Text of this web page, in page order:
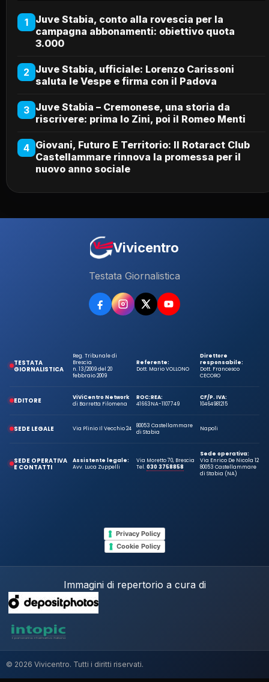
1
Juve Stabia, conto alla rovescia per la
campagna abbonamenti: obiettivo quota
3.000
2 Juve Stabia, ufficiale: Lorenzo Carissoni
saluta le Vespe e firma con il Padova
3 Juve Stabia – Cremonese, una storia da
riscrivere: prima lo Zini, poi il Romeo Menti
4 Giovani, Futuro E Territorio: Il Rotaract Club
Castellammare rinnova la promessa per il
nuovo anno sociale
Vivicentro
Testata Giornalistica
TESTATA
GIORNALISTICA
Reg. Tribunale di
Brescia
n. 13/2009 del 20
febbraio 2009
Referente:
Dott. Mario VOLLONO
Direttore
responsabile:
Dott. Francesco
CECORO
EDITORE
ViViCentro Network
di Barretta Filomena
ROC:
41663
REA:
NA-1107749
CF/P. IVA:
10464981215
SEDE LEGALE Via Plinio Il Vecchio 24
80053 Castellammare
di Stabia
Napoli
SEDE OPERATIVA
E CONTATTI
Assistente legale:
Avv. Luca Zuppelli
Via Moretto 70, Brescia
Tel.030 3758858
Sede operativa:
Via Enrico De Nicola 12
80053 Castellammare
di Stabia (NA)
Privacy Policy
Cookie Policy
Immagini di repertorio a cura di
© 2026 Vivicentro. Tutti i diritti riservati.